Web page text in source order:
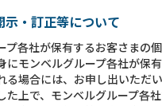
示・訂正等について
プ各社が保有するお客さまの個
にモンベルグループ各社が保
る場合には、お申し出いただ
た上で、モンベルグループ各